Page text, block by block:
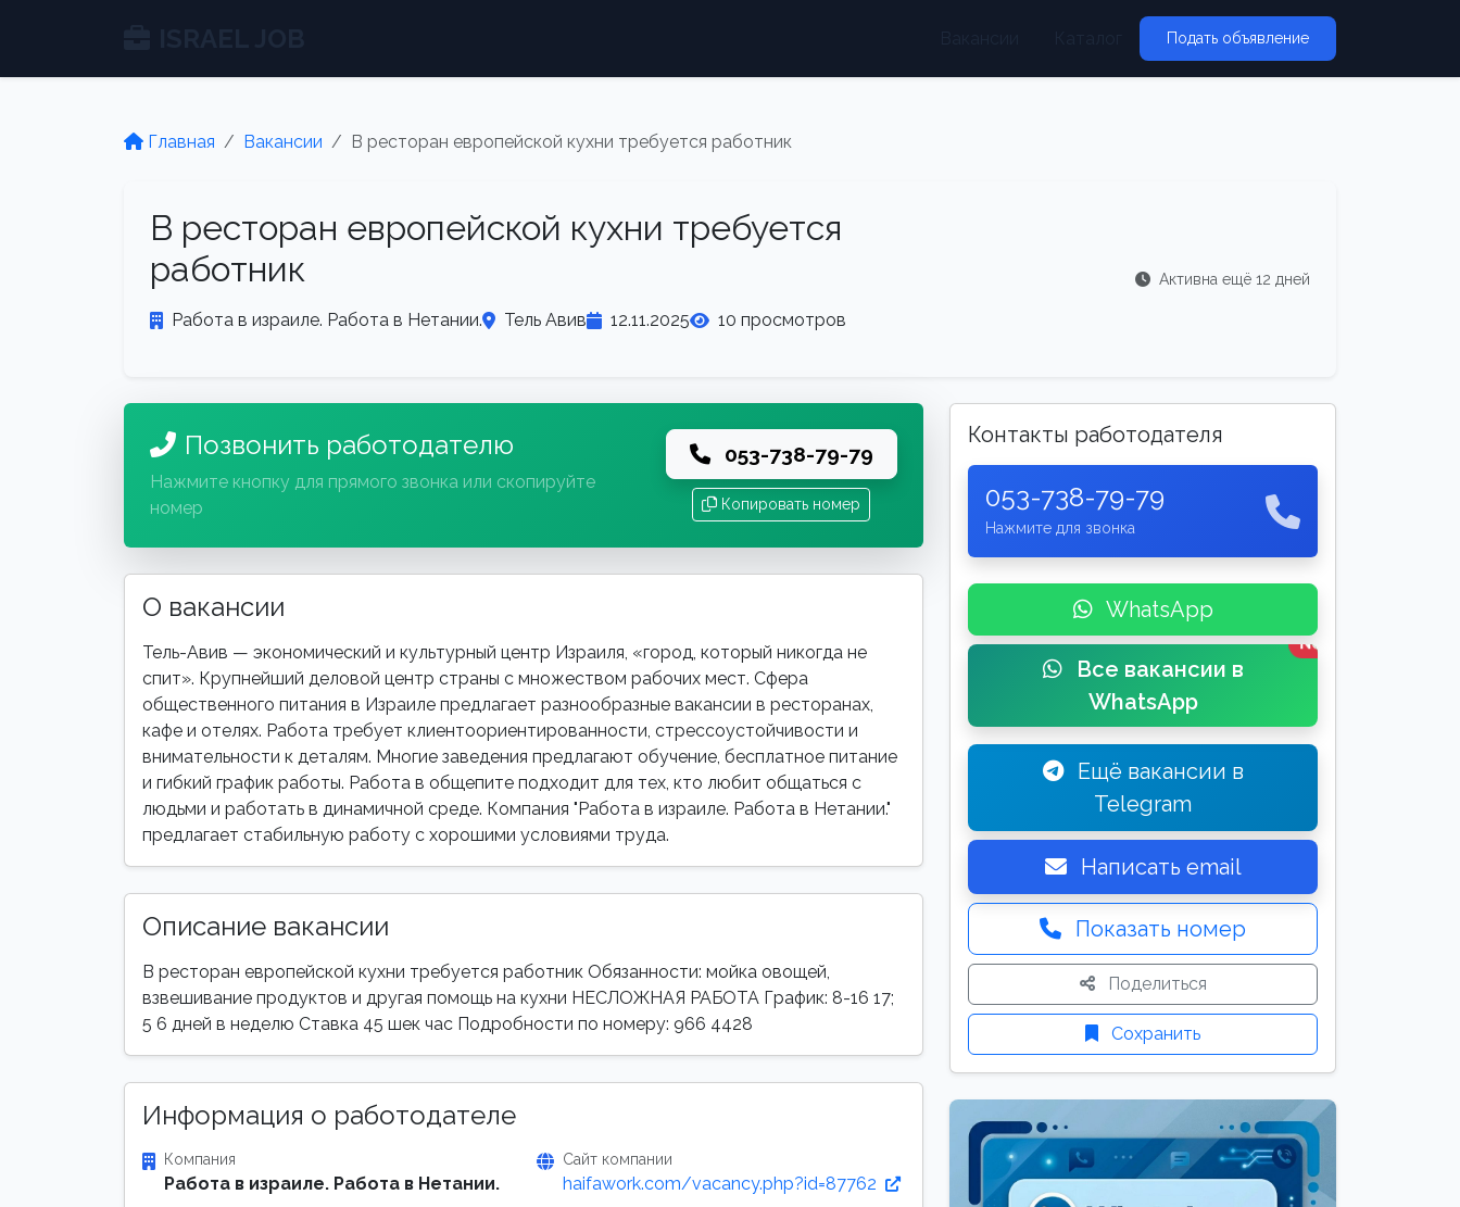
Подать объявление
Главная Вакансии В ресторан европейской кухни требуется работник
В ресторан европейской кухни требуется
работник
Работа в израиле. Работа в Нетании. Тель Авив 12.11.2025 10 просмотров
Активна ещё 12 дней
Позвонить работодателю
Нажмите кнопку для прямого звонка или скопируйте
номер
053-738-79-79
Копировать номер
О вакансии
Тель-Авив — экономический и культурный центр Израиля, «город, который никогда не
спит». Крупнейший деловой центр страны с множеством рабочих мест. Сфера
общественного питания в Израиле предлагает разнообразные вакансии в ресторанах,
кафе и отелях. Работа требует клиентоориентированности, стрессоустойчивости и
внимательности к деталям. Многие заведения предлагают обучение, бесплатное питание
и гибкий график работы. Работа в общепите подходит для тех, кто любит общаться с
людьми и работать в динамичной среде. Компания "Работа в израиле. Работа в Нетании."
предлагает стабильную работу с хорошими условиями труда.
Описание вакансии
В ресторан европейской кухни требуется работник Обязанности: мойка овощей,
взвешивание продуктов и другая помощь на кухни НЕСЛОЖНАЯ РАБОТА График: 8-16 17;
5 6 дней в неделю Ставка 45 шек час Подробности по номеру: 966 4428
Информация о работодателе
Компания
Работа в израиле. Работа в Нетании.
Сайт компании
haifawork.com/vacancy.php?id=87762
Контакты работодателя
053-738-79-79
Нажмите для звонка
WhatsApp
Все вакансии в
WhatsApp
New
Ещё вакансии в
Telegram
Написать email
Показать номер
Поделиться
Сохранить